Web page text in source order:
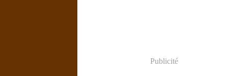
Publicité